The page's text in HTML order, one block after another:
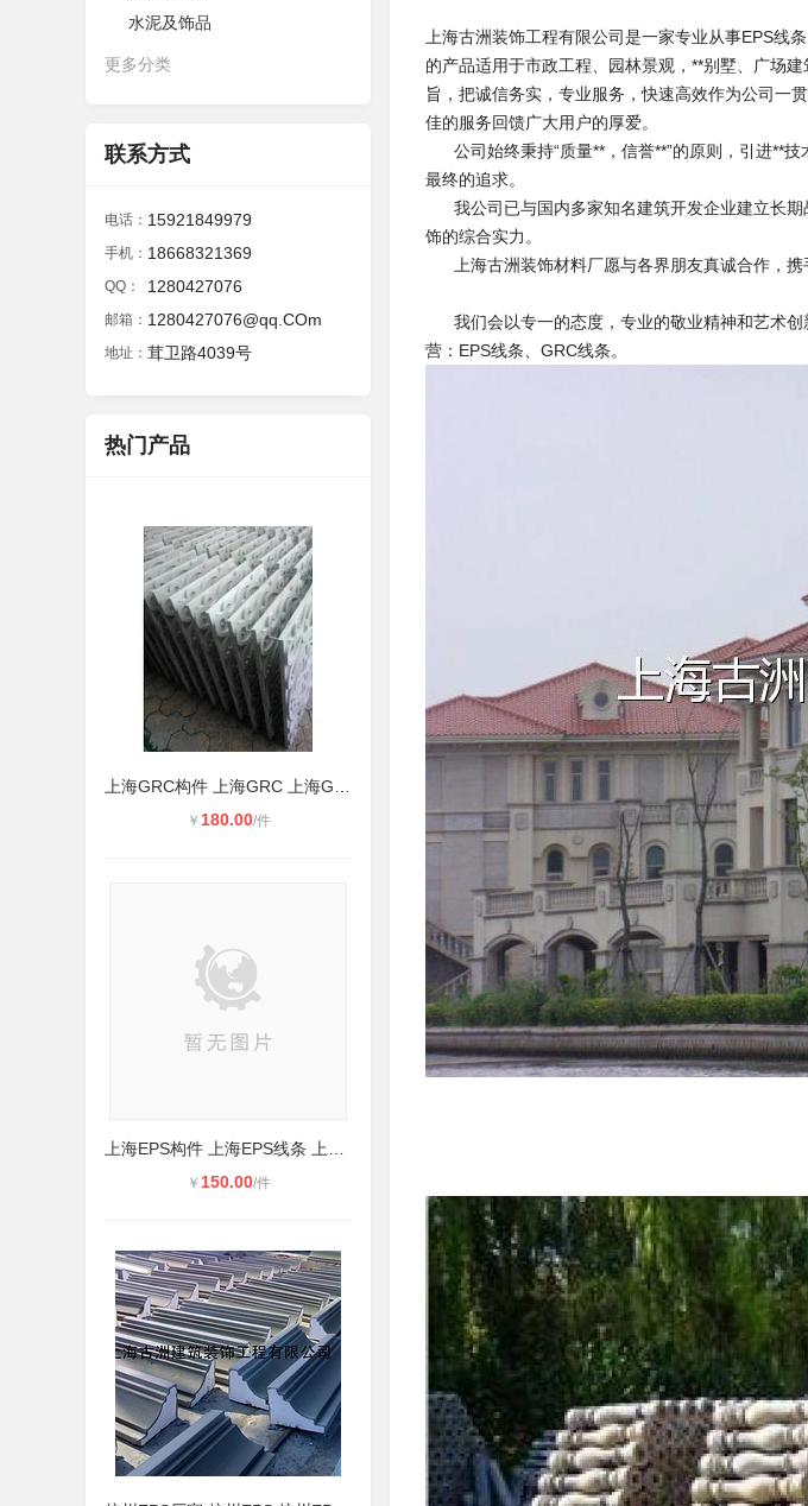
水泥及饰品
更多分类
联系方式
电话： 15921849979
手机： 18668321369
QQ： 1280427076
邮箱： 1280427076@qq.COm
地址： 茸卫路4039号
热门产品
￥ 180.00/件
￥ 150.00/件
上海古洲装饰工程有限公司是一家专业从事EPS线
的产品适用于市政工程、园林景观，**别墅、广场
旨，把诚信务实，专业服务，快速高效作为公司一
佳的服务回馈广大用户的厚爱。
公司始终秉持“质量**，信誉**”的原则，引进**技
最终的追求。
我公司已与国内多家知名建筑开发企业建立长期
饰的综合实力。
上海古洲装饰材料厂愿与各界朋友真诚合作，携
我们会以专一的态度，专业的敬业精神和艺术创
营：EPS线条、GRC线条。